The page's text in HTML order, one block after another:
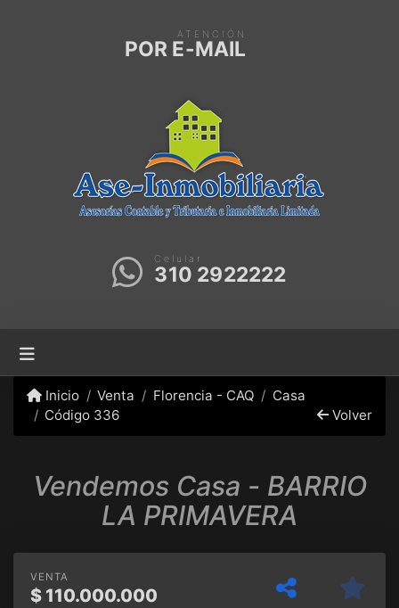
ATENCIÓN
POR E-MAIL
Celular
310 2922222
Inicio Venta Florencia - CAQ
Casa
Código 336
Volver
Vendemos Casa - BARRIO
LA PRIMAVERA
VENTA
$ 110.000.000